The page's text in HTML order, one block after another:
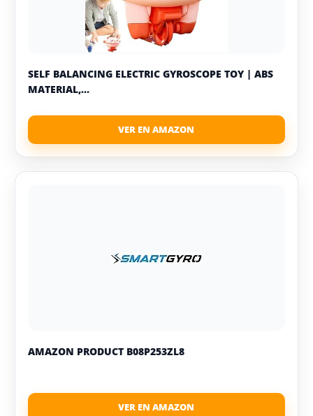
SELF BALANCING ELECTRIC GYROSCOPE TOY | ABS
MATERIAL,...
AMAZON PRODUCT B08P253ZL8